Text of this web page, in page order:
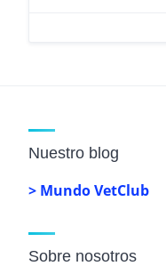
Nuestro blog
> Mundo VetClub
Sobre nosotros